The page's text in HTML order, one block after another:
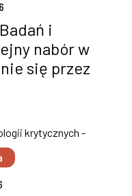
i
nabór w
się przez